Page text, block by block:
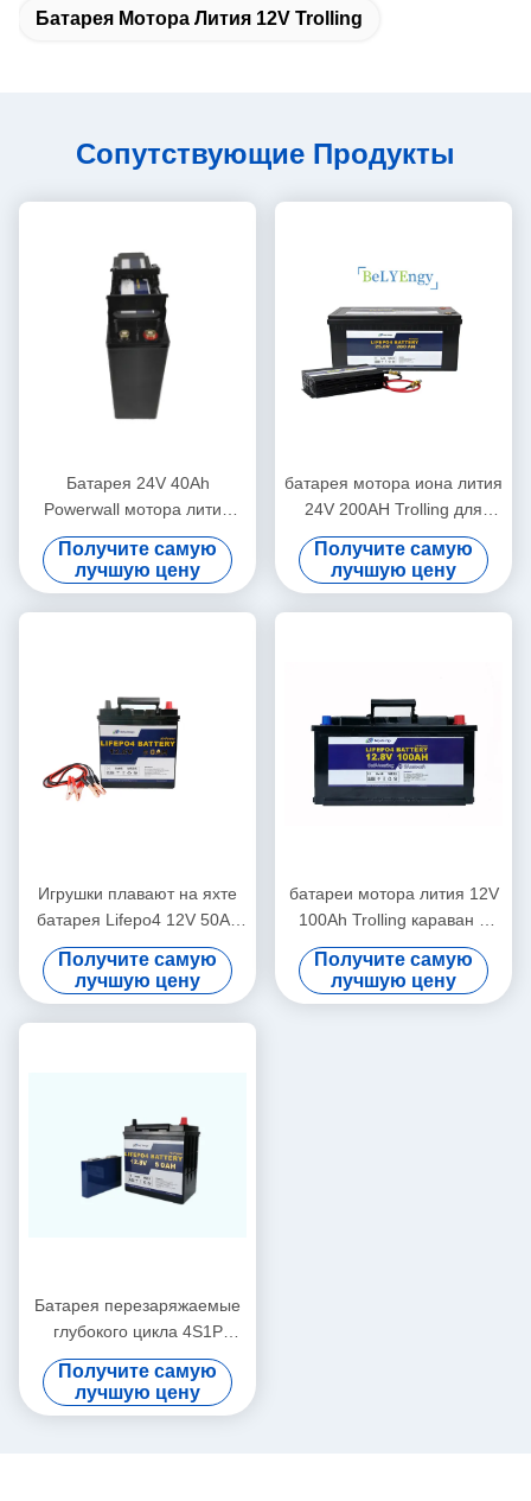
Батарея Мотора Лития 12V Trolling
Сопутствующие Продукты
Батарея 24V 40Ah
Powerwall мотора лития
Bely Trolling для резервной
системы
Получите самую
лучшую цену
батарея мотора иона лития
24V 200AH Trolling для
солнечной системы
Получите самую
лучшую цену
Игрушки плавают на яхте
батарея Lifepo4 12V 50Ah
мотора медицинского
лития Trolling
Получите самую
лучшую цену
батареи мотора лития 12V
100Ah Trolling караван и
располагаясь лагерем
батарея
Получите самую
лучшую цену
Батарея перезаряжаемые
глубокого цикла 4S1P
640WH 12V 50AH морская
для Trolling мотора
Получите самую
лучшую цену